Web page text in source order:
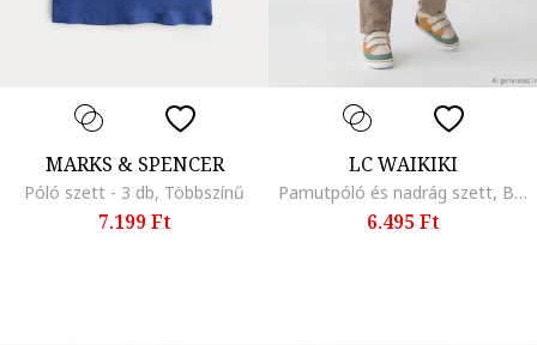
MARKS & SPENCER
Póló szett - 3 db, Többszínű
7.199 Ft
LC WAIKIKI
Pamutpóló és nadrág szett, Bézs/Törtfehér
6.495 Ft